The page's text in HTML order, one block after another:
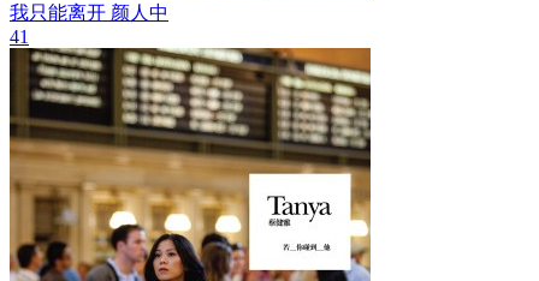
我只能离开 颜人中
41